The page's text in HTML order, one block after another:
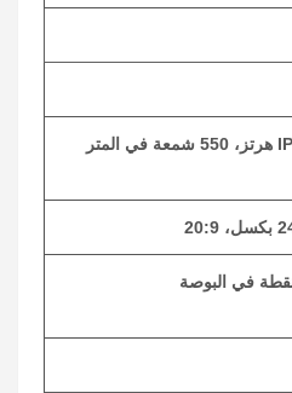
IPS LCD، 90 هرتز، 550 شمعة في المتر